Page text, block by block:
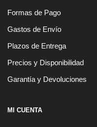
Formas de Pago
Gastos de Envío
Plazos de Entrega
Precios y Disponibilidad
Garantía y Devoluciones
MI CUENTA